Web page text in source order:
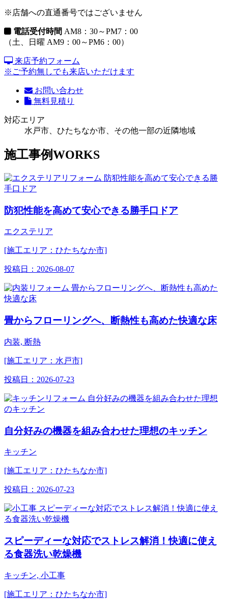
※店舗への直通番号ではございません
電話受付時間 AM8：30～PM7：00
（土、日曜 AM9：00～PM6：00）
来店予約フォーム
※ご予約無しでも来店いただけます
お問い合わせ
無料見積り
対応エリア
水戸市、ひたちなか市、その他一部の近隣地域
施工事例WORKS
防犯性能を高めて安心できる勝手口ドア
エクステリア
[施工エリア：ひたちなか市]
投稿日： 2026-08-07
畳からフローリングへ、断熱性も高めた快適な床
内装, 断熱
[施工エリア：水戸市]
投稿日： 2026-07-23
自分好みの機器を組み合わせた理想のキッチン
キッチン
[施工エリア：ひたちなか市]
投稿日： 2026-07-23
スピーディーな対応でストレス解消！快適に使え
る食器洗い乾燥機
キッチン, 小工事
[施工エリア：ひたちなか市]